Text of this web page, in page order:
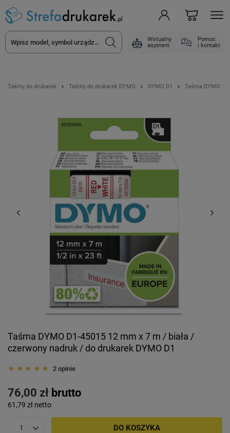
Wirtualny
asystent
Pomoc
i kontakt
Taśmy do drukarek Taśmy do drukarek DYMO DYMO D1 Taśma DYMO
Taśma DYMO D1-45015 12 mm x 7 m / biała /
czerwony nadruk / do drukarek DYMO D1
2 opinie
76,00 zł brutto
61,79 zł netto
DO KOSZYKA